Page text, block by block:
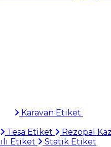
Karavan Etiket
Tesa Etiket Rezopal
Etiket Statik Etiket